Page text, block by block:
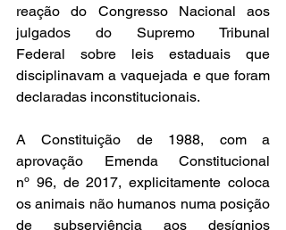
reação do Congresso Nacional aos
julgados do Supremo Tribunal
Federal sobre leis estaduais que
disciplinavam a vaquejada e que foram
declaradas inconstitucionais.
A Constituição de 1988, com a
aprovação Emenda Constitucional
nº 96, de 2017, explicitamente coloca
os animais não humanos numa posição
de subserviência aos desígnios